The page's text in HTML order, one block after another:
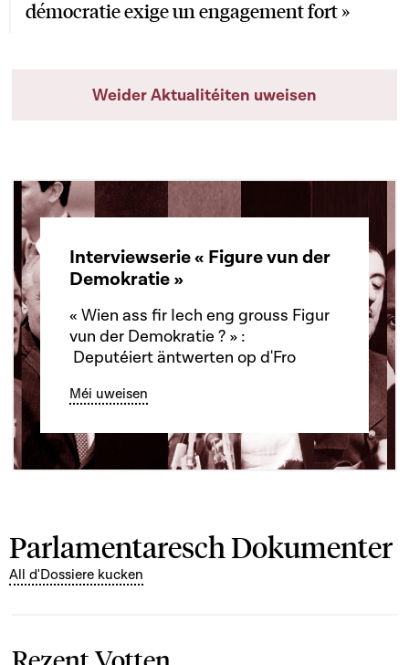
démocratie exige un engagement fort »
Weider Aktualitéiten uweisen
Interviewserie « Figure vun der
Demokratie »
« Wien ass fir Iech eng grouss Figur
vun der Demokratie ? » :
Deputéiert äntwerten op d'Fro
Méi uweisen
Parlamentaresch Dokumenter
All d'Dossiere kucken